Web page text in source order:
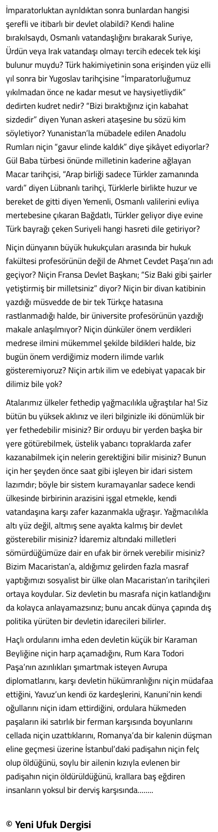
İmparatorluktan ayrıldıktan sonra bunlardan hangisi
şerefli ve itibarlı bir devlet olabildi? Kendi haline
bırakılsaydı, Osmanlı vatandaşlığını bırakarak Suriye,
Ürdün veya Irak vatandaşı olmayı tercih edecek tek kişi
bulunur muydu? Türk hakimiyetinin sona erişinden yüz elli
yıl sonra bir Yugoslav tarihçisine “İmparatorluğumuz
yıkılmadan önce ne kadar mesut ve haysiyetliydik”
dedirten kudret nedir? “Bizi bıraktığınız için kabahat
sizdedir” diyen Yunan askeri ataşesine bu sözü kim
söyletiyor? Yunanistan’la mübadele edilen Anadolu
Rumları niçin “gavur elinde kaldık” diye şikâyet ediyorlar?
Gül Baba türbesi önünde milletinin kaderine ağlayan
Macar tarihçisi, “Arap birliği sadece Türkler zamanında
vardı” diyen Lübnanlı tarihçi, Türklerle birlikte huzur ve
bereket de gitti diyen Yemenli, Osmanlı valilerini evliya
mertebesine çıkaran Bağdatlı, Türkler geliyor diye evine
Türk bayrağı çeken Suriyeli hangi hasreti dile getiriyor?
Niçin dünyanın büyük hukukçuları arasında bir hukuk
fakültesi profesörünün değil de Ahmet Cevdet Paşa’nın adı
geçiyor? Niçin Fransa Devlet Başkanı; “Siz Baki gibi şairler
yetiştirmiş bir milletsiniz” diyor? Niçin bir divan katibinin
yazdığı müsvedde de bir tek Türkçe hatasına
rastlanmadığı halde, bir üniversite profesörünün yazdığı
makale anlaşılmıyor? Niçin dünküler önem verdikleri
medrese ilmini mükemmel şekilde bildikleri halde, biz
bugün önem verdiğimiz modern ilimde varlık
gösteremiyoruz? Niçin artık ilim ve edebiyat yapacak bir
dilimiz bile yok?
Atalarımız ülkeler fethedip yağmacılıkla uğraştılar ha! Siz
bütün bu yüksek aklınız ve ileri bilginizle iki dönümlük bir
yer fethedebilir misiniz? Bir orduyu bir yerden başka bir
yere götürebilmek, üstelik yabancı topraklarda zafer
kazanabilmek için nelerin gerektiğini bilir misiniz? Bunun
için her şeyden önce saat gibi işleyen bir idari sistem
lazımdır; böyle bir sistem kuramayanlar sadece kendi
ülkesinde birbirinin arazisini işgal etmekle, kendi
vatandaşına karşı zafer kazanmakla uğraşır. Yağmacılıkla
altı yüz değil, altmış sene ayakta kalmış bir devlet
gösterebilir misiniz? İdaremiz altındaki milletleri
sömürdüğümüze dair en ufak bir örnek verebilir misiniz?
Bizim Macaristan’a, aldığımız gelirden fazla masraf
yaptığımızı sosyalist bir ülke olan Macaristan’ın tarihçileri
ortaya koydular. Siz devletin bu masrafa niçin katlandığını
da kolayca anlayamazsınız; bunu ancak dünya çapında dış
politika yürüten bir devletin idarecileri bilirler.
Haçlı ordularını imha eden devletin küçük bir Karaman
Beyliğine niçin harp açamadığını, Rum Kara Todori
Paşa’nın azınlıkları şımartmak isteyen Avrupa
diplomatlarını, karşı devletin hükümranlığını niçin müdafaa
ettiğini, Yavuz’un kendi öz kardeşlerini, Kanuni’nin kendi
oğullarını niçin idam ettirdiğini, ordulara hükmeden
paşaların iki satırlık bir ferman karşısında boyunlarını
cellada niçin uzattıklarını, Romanya’da bir kalenin düşman
eline geçmesi üzerine İstanbul’daki padişahın niçin felç
olup öldüğünü, soylu bir ailenin kızıyla evlenen bir
padişahın niçin öldürüldüğünü, krallara baş eğdiren
insanların yoksul bir derviş karşısında........
© Yeni Ufuk Dergisi